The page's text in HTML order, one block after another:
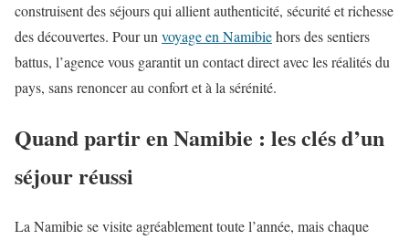
construisent des séjours qui allient authenticité, sécurité et richesse
des découvertes. Pour unvoyage en Namibiehors des sentiers
battus, l’agence vous garantit un contact direct avec les réalités du
pays, sans renoncer au confort et à la sérénité.
Quand partir en Namibie : les clés d’un
séjour réussi
La Namibie se visite agréablement toute l’année, mais chaque